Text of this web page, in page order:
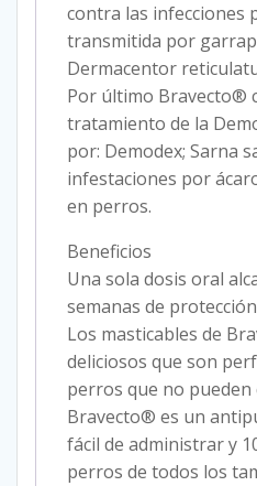
contra las infecciones
transmitida por
Dermacentor
Por último Bravecto®
tratamiento de la
por: Demodex; Sarna
infestaciones por
en perros.
Beneficios
Una sola dosis oral
semanas de
Los masticables de
deliciosos que son
perros que no pueden
Bravecto® es un
fácil de administrar y
perros de todos los